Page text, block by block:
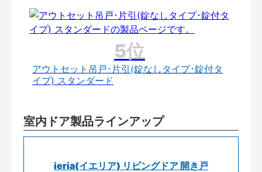
アウトセット吊戸･片引(錠なしタイプ･錠付タ
イプ) スタンダード
室内ドア製品ラインアップ
ieria(イエリア) リビングドア 開き戸